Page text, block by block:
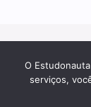
O
serviços,